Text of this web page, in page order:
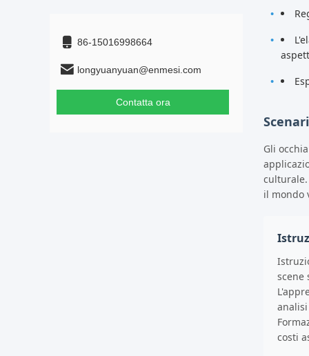
86-15016998664
longyuanyuan@enmesi.com
Contatta ora
Gli
il mondo
scene
costi